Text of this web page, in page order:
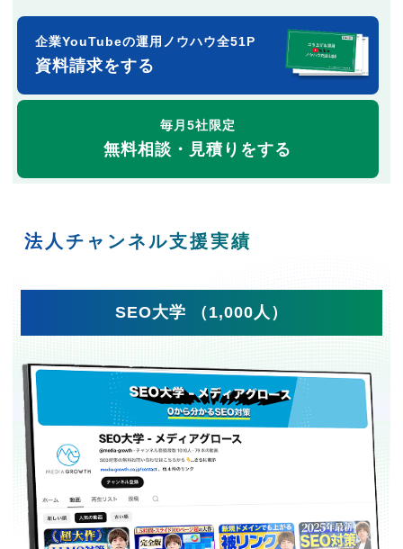
企業YouTubeの運用ノウハウ全51P
資料請求をする
毎月5社限定
無料相談・見積りをする
法人チャンネル支援実績
SEO大学 （1,000人）